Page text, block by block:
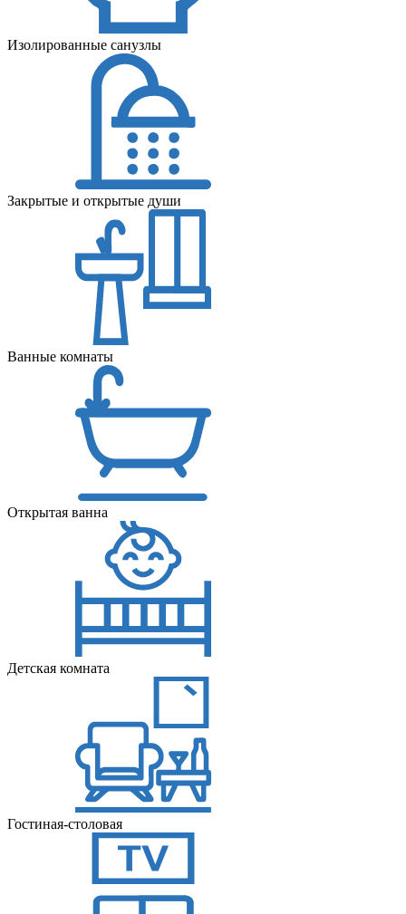
Изолированные санузлы
Закрытые и открытые души
Ванные комнаты
Открытая ванна
Детская комната
Гостиная-столовая